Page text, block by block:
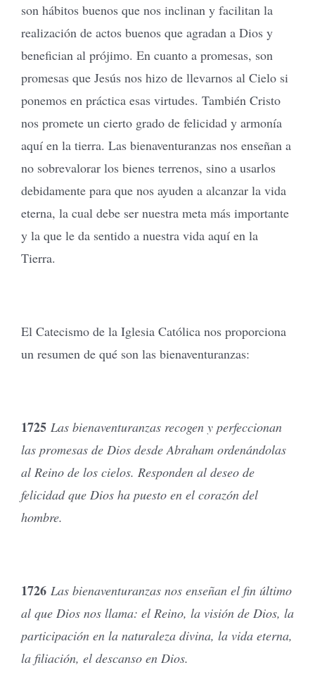
son hábitos buenos que nos inclinan y facilitan la
realización de actos buenos que agradan a Dios y
benefician al prójimo. En cuanto a promesas, son
promesas que Jesús nos hizo de llevarnos al Cielo si
ponemos en práctica esas virtudes. También Cristo
nos promete un cierto grado de felicidad y armonía
aquí en la tierra. Las bienaventuranzas nos enseñan a
no sobrevalorar los bienes terrenos, sino a usarlos
debidamente para que nos ayuden a alcanzar la vida
eterna, la cual debe ser nuestra meta más importante
y la que le da sentido a nuestra vida aquí en la
Tierra.
El Catecismo de la Iglesia Católica nos proporciona
un resumen de qué son las bienaventuranzas:
1725 Las bienaventuranzas recogen y perfeccionan
las promesas de Dios desde Abraham ordenándolas
al Reino de los cielos. Responden al deseo de
felicidad que Dios ha puesto en el corazón del
hombre.
1726 Las bienaventuranzas nos enseñan el fin último
al que Dios nos llama: el Reino, la visión de Dios, la
participación en la naturaleza divina, la vida eterna,
la filiación, el descanso en Dios.